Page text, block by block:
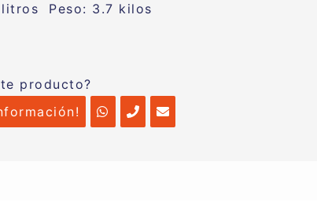
Peso: 3.7 kilos
producto?